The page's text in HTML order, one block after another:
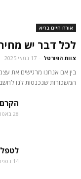
אורח חיים בריא
לכל דבר יש
צוות הפורטל - 17 במאי 2025
בין אם אנחנו מרגישים את
המשכורות שנכנסות לנו
28 באפריל 2024
14 בספטמבר 2022